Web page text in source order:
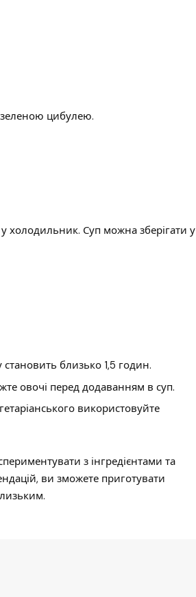
цибулею.
у холодильник. Суп можна зберігати у
близько 1,5 годин.
овочі перед додаванням в суп.
використовуйте
з інгредієнтами та
ви зможете приготувати